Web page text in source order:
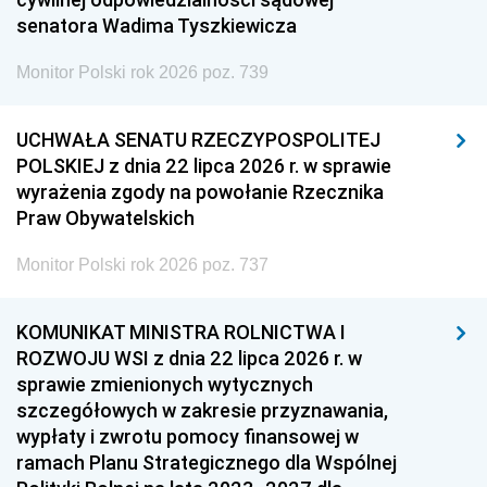
senatora Wadima Tyszkiewicza
Monitor Polski rok 2026 poz. 739
UCHWAŁA SENATU RZECZYPOSPOLITEJ
POLSKIEJ z dnia 22 lipca 2026 r. w sprawie
wyrażenia zgody na powołanie Rzecznika
Praw Obywatelskich
Monitor Polski rok 2026 poz. 737
KOMUNIKAT MINISTRA ROLNICTWA I
ROZWOJU WSI z dnia 22 lipca 2026 r. w
sprawie zmienionych wytycznych
szczegółowych w zakresie przyznawania,
wypłaty i zwrotu pomocy finansowej w
ramach Planu Strategicznego dla Wspólnej